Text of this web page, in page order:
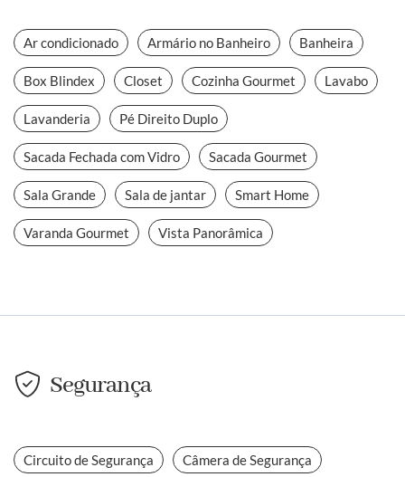
Ar condicionado Armário no Banheiro Banheira
Box Blindex Closet Cozinha Gourmet Lavabo
Lavanderia Pé Direito Duplo
Sacada Fechada com Vidro Sacada Gourmet
Sala Grande Sala de jantar Smart Home
Varanda Gourmet Vista Panorâmica
Segurança
Circuito de Segurança Câmera de Segurança